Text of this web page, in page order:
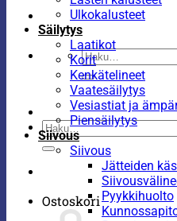
Etsi:
Etsi:
Ostoskori
Ulkokalusteet
Säilytys
Laatikot
Korit
Kenkätelineet
Vaatesäilytys
Vesiastiat ja
Piensäilytys
Siivous
Siivous
Jätteiden
Pyykkihuolto